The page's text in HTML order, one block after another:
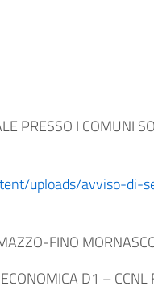
PRESSO I COMUNI
uploads/avviso-di-
FINO
D1 – CCNL